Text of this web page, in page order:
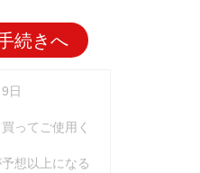
続きへ
日
ってご使用く
想以上になる